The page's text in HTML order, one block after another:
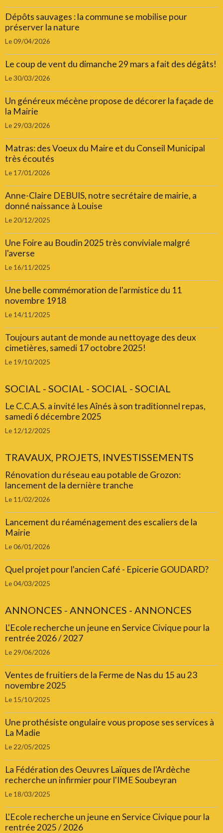
Dépôts sauvages : la commune se mobilise pour
préserver la nature
Le 09/04/2026
Le coup de vent du dimanche 29 mars a fait des dégâts!
Le 30/03/2026
Un généreux mécène propose de décorer la façade de
la Mairie
Le 29/03/2026
Matras: des Voeux du Maire et du Conseil Municipal
très écoutés
Le 17/01/2026
Anne-Claire DEBUIS, notre secrétaire de mairie, a
donné naissance à Louise
Le 20/12/2025
Une Foire au Boudin 2025 très conviviale malgré
l'averse
Le 16/11/2025
Une belle commémoration de l'armistice du 11
novembre 1918
Le 14/11/2025
Toujours autant de monde au nettoyage des deux
cimetières, samedi 17 octobre 2025!
Le 19/10/2025
SOCIAL - SOCIAL - SOCIAL - SOCIAL
Le C.C.A.S. a invité les Aînés à son traditionnel repas,
samedi 6 décembre 2025
Le 12/12/2025
TRAVAUX, PROJETS, INVESTISSEMENTS
Rénovation du réseau eau potable de Grozon:
lancement de la dernière tranche
Le 11/02/2026
Lancement du réaménagement des escaliers de la
Mairie
Le 06/01/2026
Quel projet pour l'ancien Café - Epicerie GOUDARD?
Le 04/03/2025
ANNONCES - ANNONCES - ANNONCES
L'Ecole recherche un jeune en Service Civique pour la
rentrée 2026 / 2027
Le 29/06/2026
Ventes de fruitiers de la Ferme de Nas du 15 au 23
novembre 2025
Le 15/10/2025
Une prothésiste ongulaire vous propose ses services à
La Madie
Le 22/05/2025
La Fédération des Oeuvres Laïques de l'Ardèche
recherche un infirmier pour l'IME Soubeyran
Le 18/03/2025
L'Ecole recherche un jeune en Service Civique pour la
rentrée 2025 / 2026